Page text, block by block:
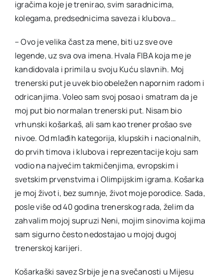
igračima koje je trenirao, svim saradnicima,
kolegama, predsednicima saveza i klubova…
– Ovo je velika čast za mene, biti uz sve ove
legende, uz sva ova imena. Hvala FIBA koja me je
kandidovala i primila u svoju Kuću slavnih. Moj
trenerski put je uvek bio obeležen napornim radom i
odricanjima. Voleo sam svoj posao i smatram da je
moj put bio normalan trenerski put. Nisam bio
vrhunski košarkaš, ali sam kao trener prošao sve
nivoe. Od mlađih kategorija, klupskih i nacionalnih,
do prvih timova i klubova i reprezentacije koju sam
vodio na najvećim takmičenjima, evropskim i
svetskim prvenstvima i Olimpijskim igrama. Košarka
je moj život i, bez sumnje, život moje porodice. Sada,
posle više od 40 godina trenerskog rada, želim da
zahvalim mojoj supruzi Neni, mojim sinovima kojima
sam sigurno često nedostajao u mojoj dugoj
trenerskoj karijeri.
Košarkaški savez Srbije je na svečanosti u Mijesu